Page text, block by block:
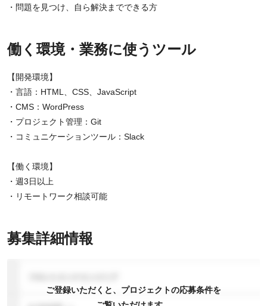
・問題を見つけ、自ら解決までできる方
働く環境・業務に使うツール
【開発環境】
・言語：HTML、CSS、JavaScript
・CMS：WordPress
・プロジェクト管理：Git
・コミュニケーションツール：Slack
【働く環境】
・週3日以上
・リモートワーク相談可能
募集詳細情報
ご登録いただくと、プロジェクトの応募条件を